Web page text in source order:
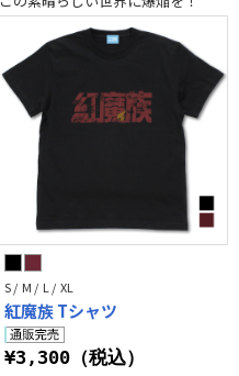
S / M / L / XL
紅魔族 Tシャツ
¥3,300（税込）